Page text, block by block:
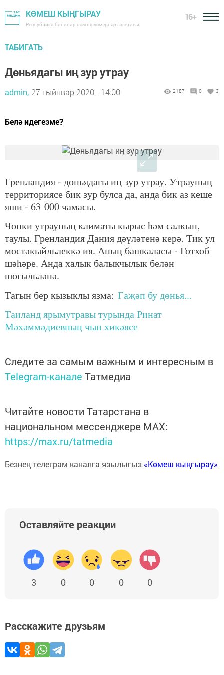
КӨМЕШ КЫҢГЫРАУ
Республика балалар һәм яшүсмерләр газетасы
16+
ТАБИГАТЬ
Дөньядагы иң зур утрау
admin, 27 гыйнвар 2020 - 14:00 2187 0 3
Белә идегезме?
Гренландия - дөньядагы иң зур утрау. Утрауның
территориясе бик зур булса да, анда бик аз кеше
яши - 63 000 чамасы.
Чөнки утрауның климаты кырыс һәм салкын,
таулы. Гренландия Дания дәүләтенә керә. Тик ул
мөстәкыйльлеккә ия. Аның башкаласы - Готхоб
шәһәре. Анда халык балыкчылык белән
шөгыльләнә.
Тагын бер кызыклы язма: Гаҗәп бу дөнья...
Таиланд ярымутравы турында Ринат
Мәхәммәдиевның чын хикәясе
Следите за самым важным и интересным в
Telegram-канале Татмедиа
Читайте новости Татарстана в
национальном мессенджере MАХ:
https://max.ru/tatmedia
Безнең телеграм каналга язылыгыз «Көмеш кыңгырау»
Оставляйте реакции
3 0 0 0 0
Расскажите друзьям